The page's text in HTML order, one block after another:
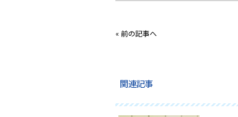
« 前の記事へ
関連記事